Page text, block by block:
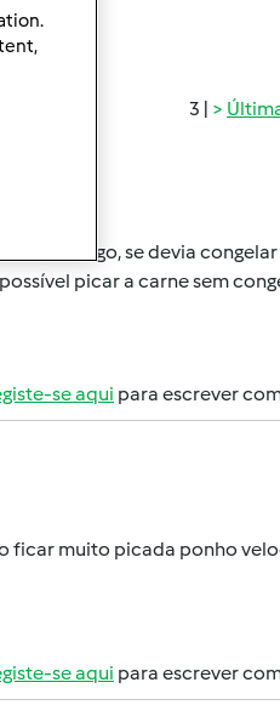
3 |
de frango, se devia
picar a carne sem
se aqui para escrever
ficar muito picada ponho
se aqui para escrever